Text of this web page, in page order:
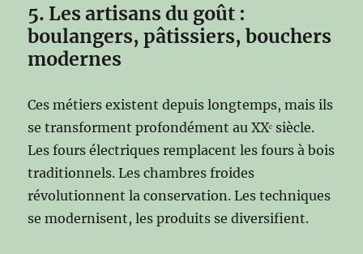
5. Les artisans du goût :
boulangers, pâtissiers, bouchers
modernes
Ces métiers existent depuis longtemps, mais ils
se transforment profondément au XXᵉ siècle.
Les fours électriques remplacent les fours à bois
traditionnels. Les chambres froides
révolutionnent la conservation. Les techniques
se modernisent, les produits se diversifient.